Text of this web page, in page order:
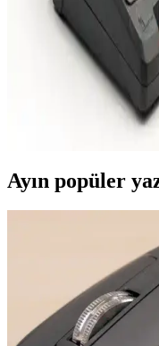
Bosch GDX 180-Lİ
Güçlü ve Çok
Bosch GDX 180-Lİ, çift
tasarımıyla profesyonel
çok yönlü darbeli matkap.
Ayın popüler